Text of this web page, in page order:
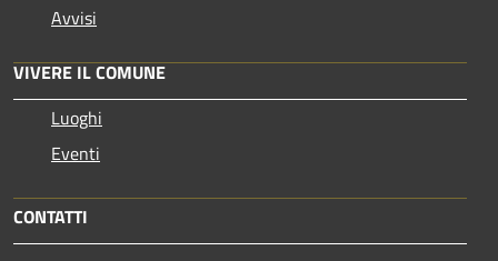
Avvisi
VIVERE IL COMUNE
Luoghi
Eventi
CONTATTI